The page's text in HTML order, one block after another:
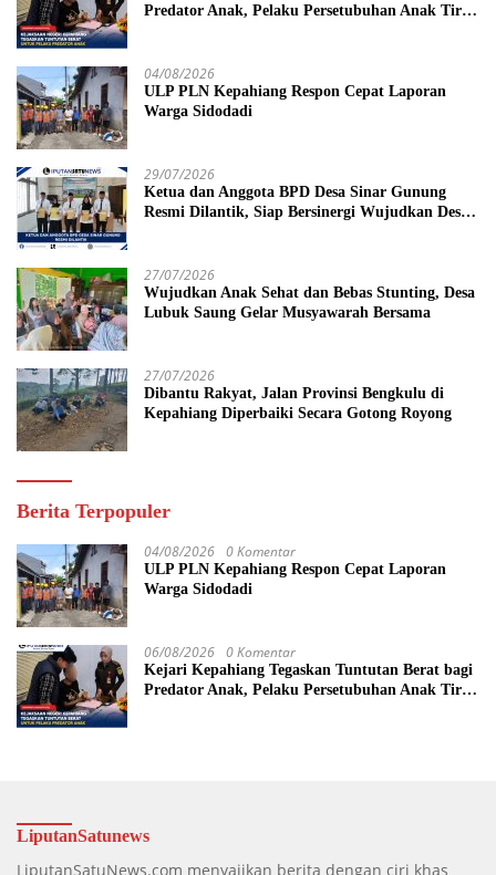
Predator Anak, Pelaku Persetubuhan Anak Tiri
04/08/2026
ULP PLN Kepahiang Respon Cepat Laporan
Warga Sidodadi
29/07/2026
Ketua dan Anggota BPD Desa Sinar Gunung
Resmi Dilantik, Siap Bersinergi Wujudkan Desa
27/07/2026
Wujudkan Anak Sehat dan Bebas Stunting, Desa
Lubuk Saung Gelar Musyawarah Bersama
27/07/2026
Dibantu Rakyat, Jalan Provinsi Bengkulu di
Kepahiang Diperbaiki Secara Gotong Royong
Berita Terpopuler
04/08/2026 0 Komentar
ULP PLN Kepahiang Respon Cepat Laporan
Warga Sidodadi
06/08/2026 0 Komentar
Kejari Kepahiang Tegaskan Tuntutan Berat bagi
Predator Anak, Pelaku Persetubuhan Anak Tiri
LiputanSatunews
LiputanSatuNews.com menyajikan berita dengan ciri khas